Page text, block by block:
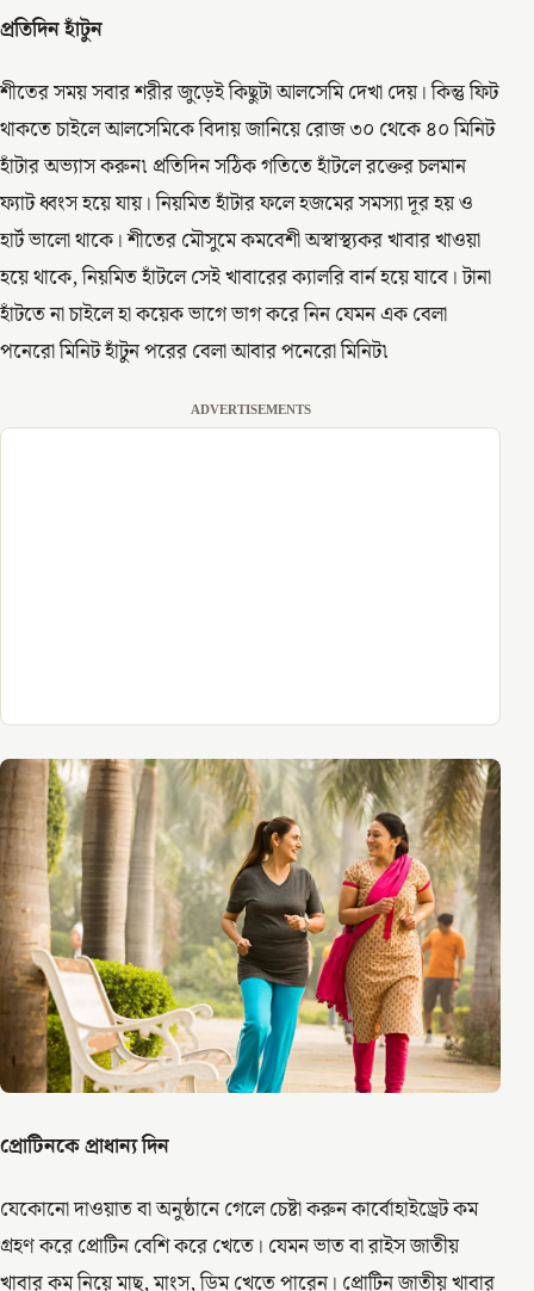
প্রতিদিন হাঁটুন
শীতের সময় সবার শরীর জুড়েই কিছুটা আলসেমি দেখা দেয়। কিন্তু ফিট
থাকতে চাইলে আলসেমিকে বিদায় জানিয়ে রোজ ৩০ থেকে ৪০ মিনিট
হাঁটার অভ্যাস করুন৷ প্রতিদিন সঠিক গতিতে হাঁটলে রক্তের চলমান
ফ্যাট ধ্বংস হয়ে যায়। নিয়মিত হাঁটার ফলে হজমের সমস্যা দূর হয় ও
হার্ট ভালো থাকে। শীতের মৌসুমে কমবেশী অস্বাস্থ্যকর খাবার খাওয়া
হয়ে থাকে, নিয়মিত হাঁটলে সেই খাবারের ক্যালরি বার্ন হয়ে যাবে। টানা
হাঁটতে না চাইলে হা কয়েক ভাগে ভাগ করে নিন যেমন এক বেলা
পনেরো মিনিট হাঁটুন পরের বেলা আবার পনেরো মিনিট৷
ADVERTISEMENTS
প্রোটিনকে প্রাধান্য দিন
যেকোনো দাওয়াত বা অনুষ্ঠানে গেলে চেষ্টা করুন কার্বোহাইড্রেট কম
গ্রহণ করে প্রোটিন বেশি করে খেতে। যেমন ভাত বা রাইস জাতীয়
খাবার কম নিয়ে মাছ, মাংস, ডিম খেতে পারেন। প্রোটিন জাতীয় খাবার